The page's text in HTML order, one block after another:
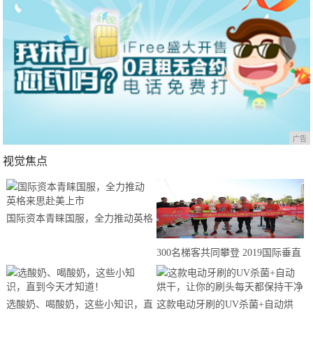
广告
视觉焦点
国际资本青睐国服，全力推动英格
300名梯客共同攀登 2019国际垂直
马拉松超级精英赛顺德海骏达中心
站欢乐开跑
选酸奶、喝酸奶，这些小知识，直 这款电动牙刷的UV杀菌+自动烘